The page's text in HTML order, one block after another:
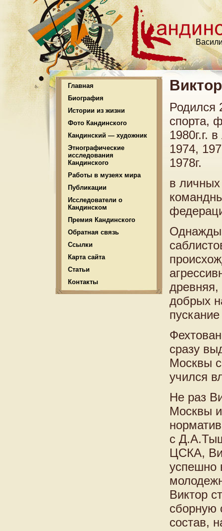
Главная
Биография
Истории из жизни
Фото Кандинского
Кандинский — художник
Этнографические
исследования
Кандинского
Работы в музеях мира
Публикации
Исследователи о
Кандинском
Премия Кандинского
Обратная связь
Ссылки
Карта сайта
Статьи
Контакты
Родился
спорта,
1980г.г.
1974,
1978г.
в
Однажды
древняя,
добрых
сразу
Москвы
учился
Не раз
Москвы
с
ЦСКА,
успешно
Виктор
сборную
состав,